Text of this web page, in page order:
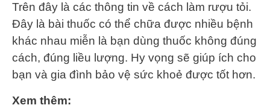
Trên đây là các thông tin về cách làm rượu tỏi.
Đây là bài thuốc có thể chữa được nhiều bệnh
khác nhau miễn là bạn dùng thuốc không đúng
cách, đúng liều lượng. Hy vọng sẽ giúp ích cho
bạn và gia đình bảo vệ sức khoẻ được tốt hơn.
Xem thêm: